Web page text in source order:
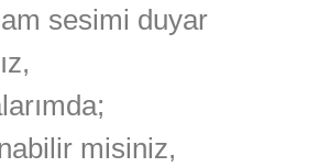
sesimi duyar
misiniz,